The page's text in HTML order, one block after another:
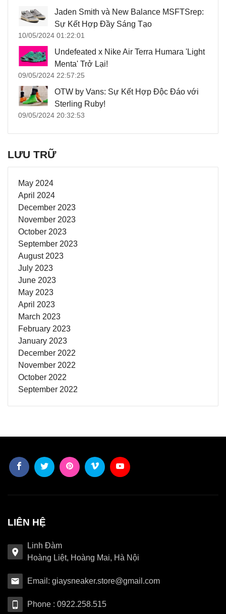
Jaden Smith và New Balance MSFTSrep:
Sự Kết Hợp Đầy Sáng Tạo
10/05/2024 01:22:01
Undefeated x Nike Air Terra Humara 'Light
Menta' Trở Lại!
09/05/2024 22:57:25
OTW by Vans: Sự Kết Hợp Độc Đáo với
Sterling Ruby!
09/05/2024 20:32:53
LƯU TRỮ
May 2024
April 2024
December 2023
November 2023
October 2023
September 2023
August 2023
July 2023
June 2023
May 2023
April 2023
March 2023
February 2023
January 2023
December 2022
November 2022
October 2022
September 2022
LIÊN HỆ
Linh Đàm
Hoàng Liệt, Hoàng Mai, Hà Nội
Email: giaysneaker.store@gmail.com
Phone : 0922.258.515